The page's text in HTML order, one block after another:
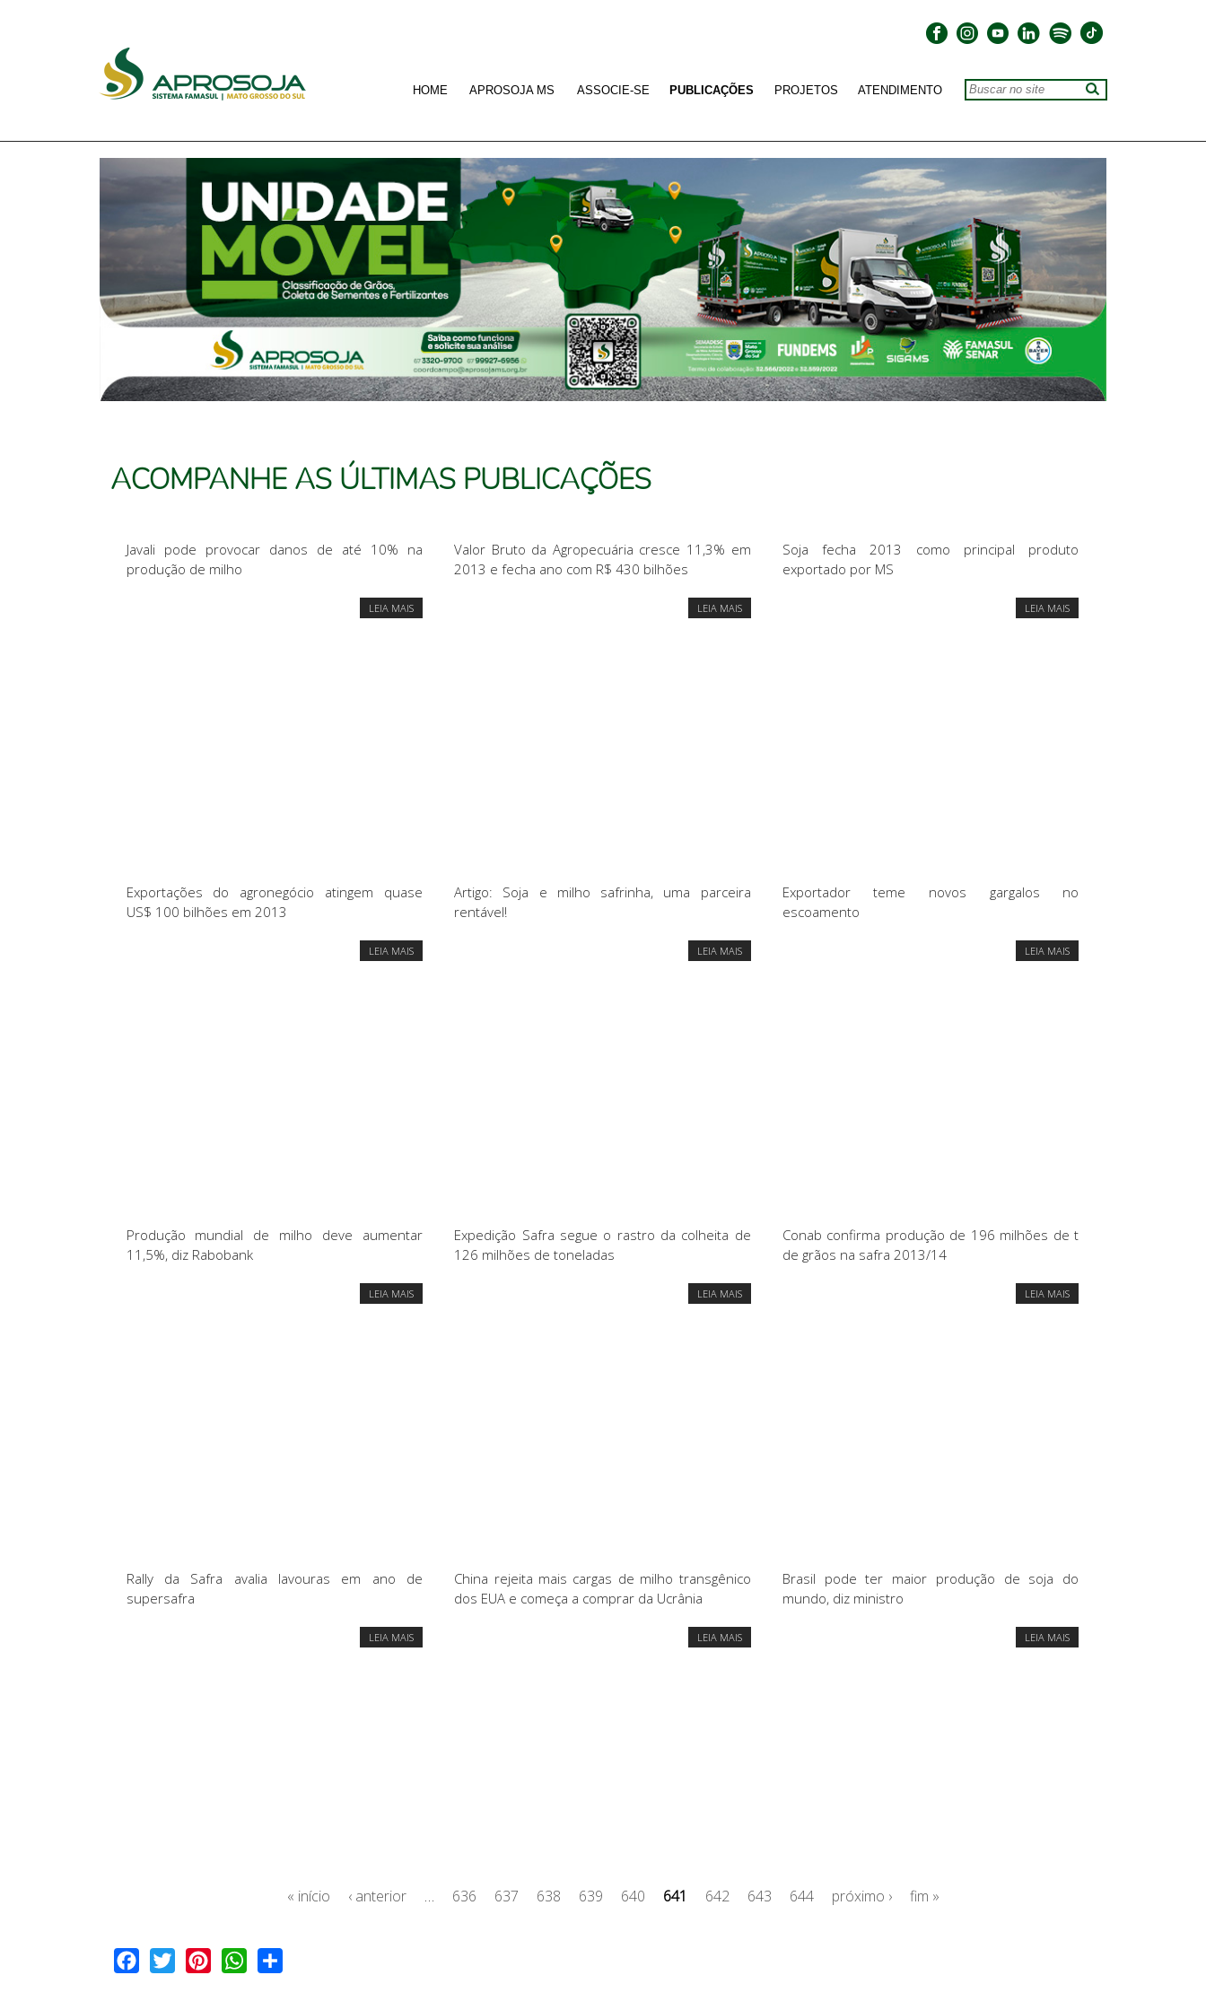
HOME APROSOJA MS ASSOCIE-SE PUBLICAÇÕES PROJETOS ATENDIMENTO
ACOMPANHE AS ÚLTIMAS PUBLICAÇÕES
Javali pode provocar danos de até 10% na
produção de milho
LEIA MAIS
Valor Bruto da Agropecuária cresce 11,3% em
2013 e fecha ano com R$ 430 bilhões
LEIA MAIS
Soja fecha 2013 como principal produto
exportado por MS
LEIA MAIS
Exportações do agronegócio atingem quase
US$ 100 bilhões em 2013
LEIA MAIS
Artigo: Soja e milho safrinha, uma parceira
rentável!
LEIA MAIS
Exportador teme novos gargalos no
escoamento
LEIA MAIS
Produção mundial de milho deve aumentar
11,5%, diz Rabobank
LEIA MAIS
Expedição Safra segue o rastro da colheita de
126 milhões de toneladas
LEIA MAIS
Conab confirma produção de 196 milhões de t
de grãos na safra 2013/14
LEIA MAIS
Rally da Safra avalia lavouras em ano de
supersafra
LEIA MAIS
China rejeita mais cargas de milho transgênico
dos EUA e começa a comprar da Ucrânia
LEIA MAIS
Brasil pode ter maior produção de soja do
mundo, diz ministro
LEIA MAIS
« início ‹ anterior … 636 637 638 639 640 641 642 643 644 próximo › fim »
Facebook
Twitter PinterestWhatsApp